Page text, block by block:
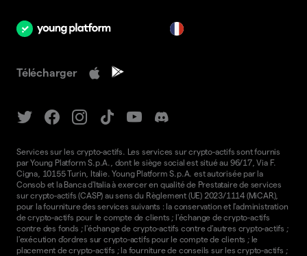
Télécharger
Services sur les crypto-actifs. Les services sur crypto-actifs sont fournis
par Young Platform S.p.A., dont le siège social est situé au 96/17, Via F.
Cigna, 10155 Turin, Italie. Young Platform S.p.A. est autorisée par la
Consob et la Banca d'Italia à exercer en qualité de Prestataire de services
sur crypto-actifs (CASP) au sens du Règlement (UE) 2023/1114 (MiCAR),
pour la fourniture des services suivants : la conservation et l'administration
de crypto-actifs pour le compte de clients ; l'échange de crypto-actifs
contre des fonds ; l'échange de crypto-actifs contre d'autres crypto-actifs ;
l'exécution d'ordres sur crypto-actifs pour le compte de clients ; le
placement de crypto-actifs ; la fourniture de conseils sur les crypto-actifs ;